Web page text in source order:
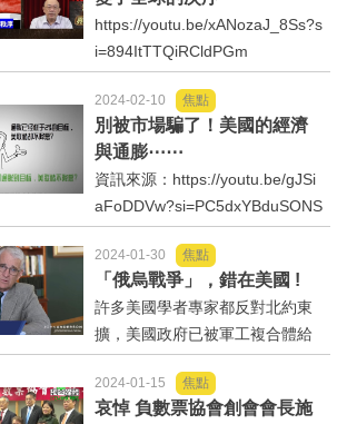
https://youtu.be/xANozaJ_8Ss?s
i=894ItTTQiRCldPGm
2024-02-10 焦點
別被市場騙了！美國的經濟
與通膨⋯⋯
資訊來源：https://youtu.be/gJSi
aFoDDVw?si=PC5dxYBduSONS
BPV
2024-01-30 焦點
「俄烏戰爭」，錯在美國 !
許多美國學者專家都反對北約東
擴，美國政府已被軍工複合體給
綁架了！資訊來源：https://yout
u.be/emD1cN2xEz4?feature=sh
ared
2024-01-15 焦點
哀悼 負數票協會創會會長施